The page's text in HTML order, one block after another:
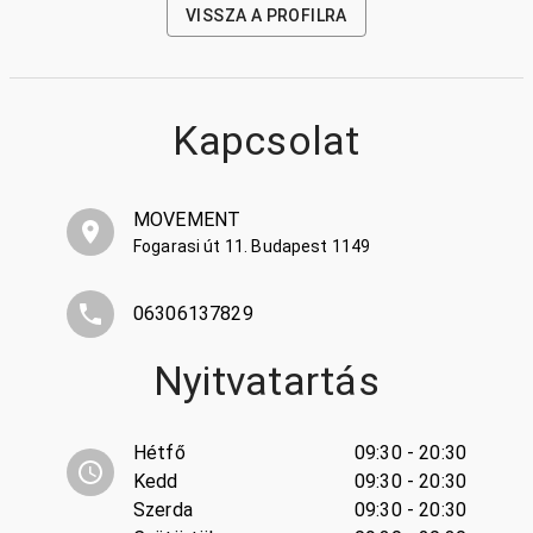
VISSZA A PROFILRA
Kapcsolat
MOVEMENT
Fogarasi út 11. Budapest 1149
06306137829
Nyitvatartás
Hétfő
Kedd
Szerda
09:30 - 20:30
09:30 - 20:30
09:30 - 20:30